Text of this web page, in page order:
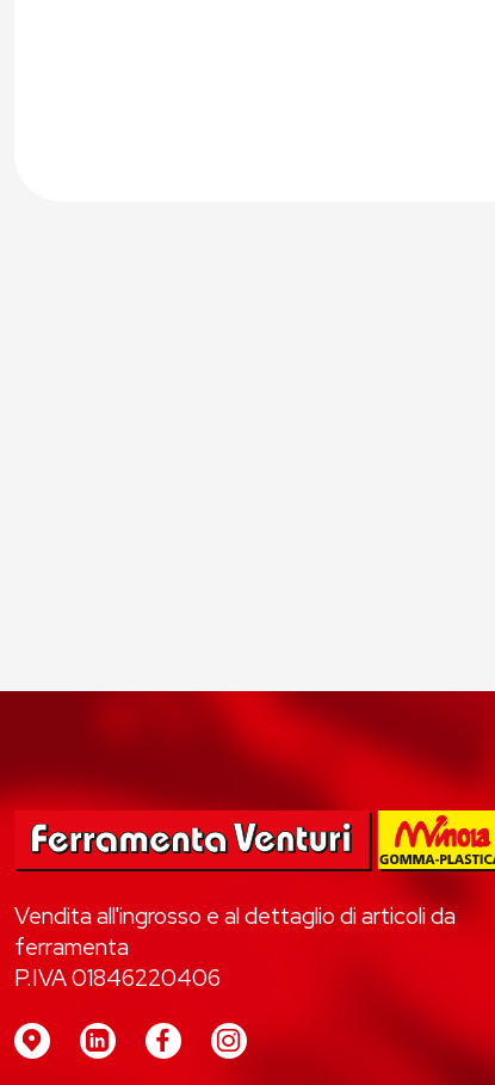
Vendita all'ingrosso e al dettaglio di articoli da
ferramenta
P.IVA 01846220406